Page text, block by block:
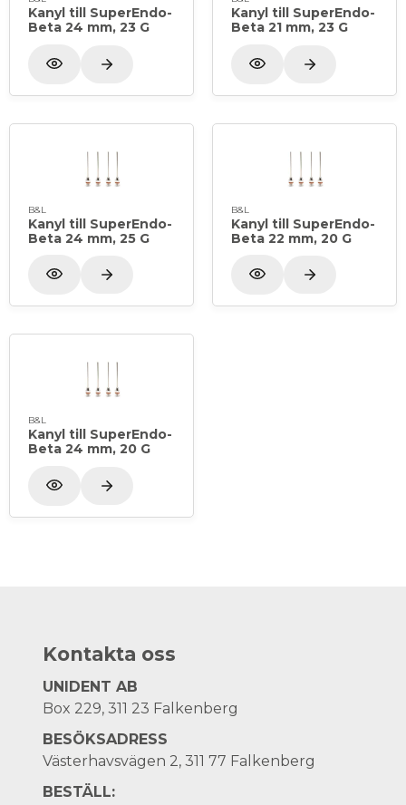
Kanyl till SuperEndo-
Beta 24 mm, 23 G
Kanyl till SuperEndo-
Beta 21 mm, 23 G
B&L
Kanyl till SuperEndo-
Beta 24 mm, 25 G
B&L
Kanyl till SuperEndo-
Beta 22 mm, 20 G
B&L
Kanyl till SuperEndo-
Beta 24 mm, 20 G
Kontakta oss
UNIDENT AB
Box 229, 311 23 Falkenberg
BESÖKSADRESS
Västerhavsvägen 2, 311 77 Falkenberg
BESTÄLL: